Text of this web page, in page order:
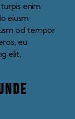
enim
eiusm
od tempor
eu
elit,